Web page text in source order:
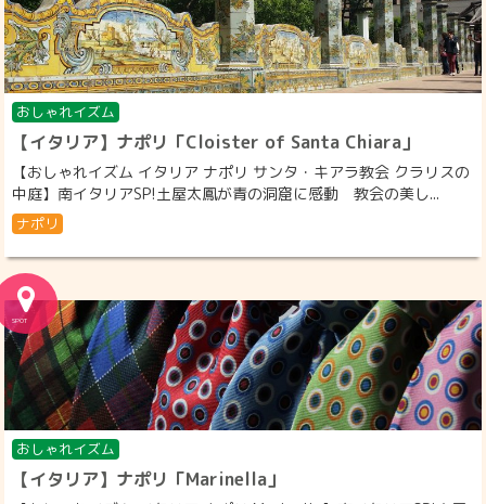
おしゃれイズム
【イタリア】ナポリ「Cloister of Santa Chiara」
【おしゃれイズム イタリア ナポリ サンタ・キアラ教会 クラリスの
中庭】南イタリアSP!土屋太鳳が青の洞窟に感動 教会の美し...
ナポリ
おしゃれイズム
【イタリア】ナポリ「Marinella」